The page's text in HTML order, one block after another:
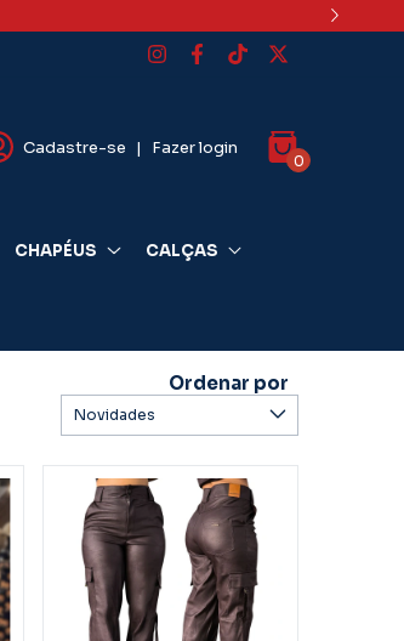
Cadastre-se | Fazer login
0
CHAPÉUS CALÇAS
Ordenar por